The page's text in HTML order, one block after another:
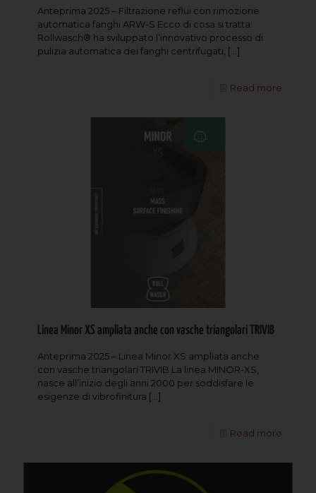
Anteprima 2025 – Filtrazione reflui con rimozione
automatica fanghi ARW-S Ecco di cosa si tratta:
Rollwasch® ha sviluppato l’innovativo processo di
pulizia automatica dei fanghi centrifugati, […]
Read more
Linea Minor XS ampliata anche con vasche triangolari TRIVIB
Anteprima 2025 – Linea Minor XS ampliata anche
con vasche triangolari TRIVIB La linea MINOR-XS,
nasce all’inizio degli anni 2000 per soddisfare le
esigenze di vibrofinitura […]
Read more